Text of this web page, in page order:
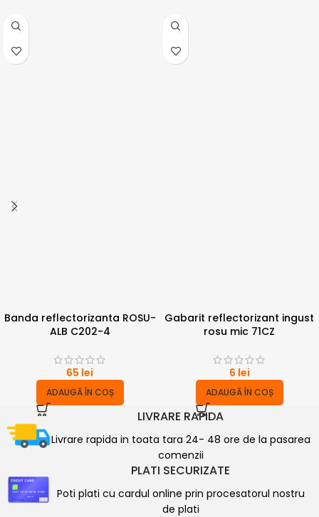
Banda reflectorizanta ROSU-
ALB C202-4
65 lei
ADAUGĂ ÎN COȘ
Gabarit reflectorizant ingust
rosu mic 71CZ
6 lei
ADAUGĂ ÎN COȘ
LIVRARE RAPIDA
Livrare rapida in toata tara 24- 48 ore de la pasarea
comenzii
PLATI SECURIZATE
Poti plati cu cardul online prin procesatorul nostru
de plati